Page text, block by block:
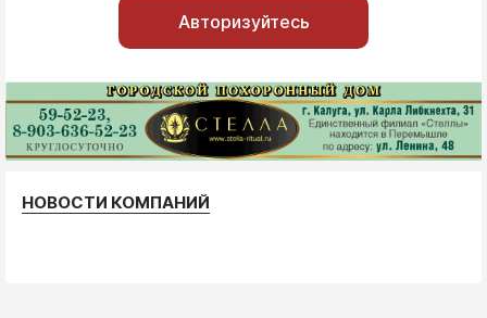
Авторизуйтесь
НОВОСТИ КОМПАНИЙ